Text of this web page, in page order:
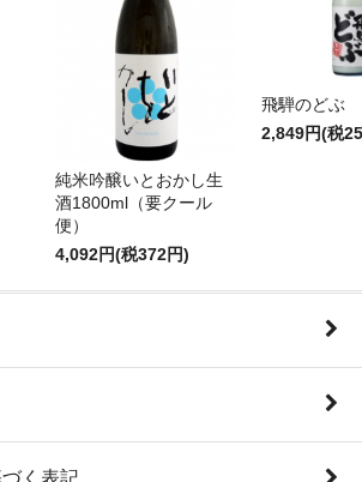
純米吟醸いとおかし生
酒1800ml（要クール
便）
4,092円(税372円)
飛騨のどぶ
2,849円(税
く表記